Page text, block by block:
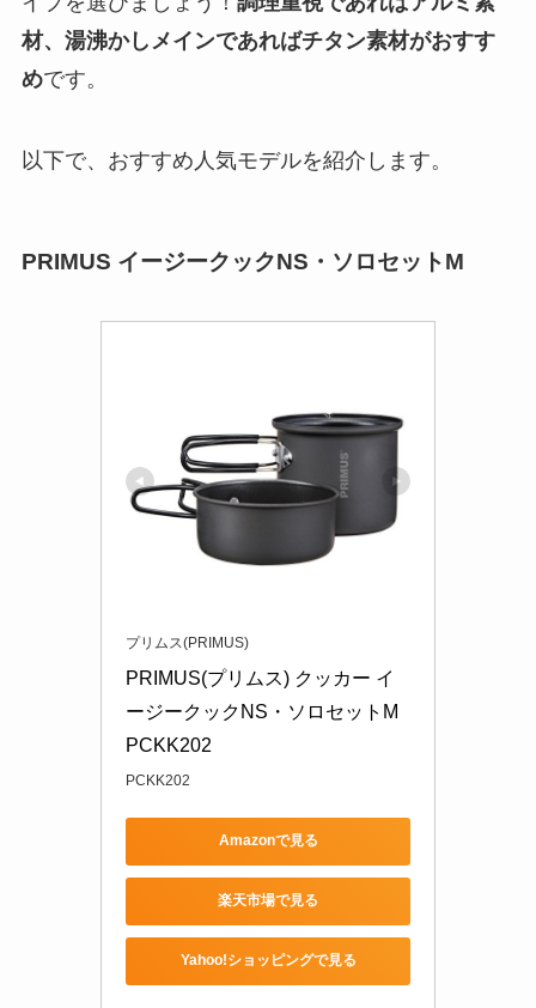
材、湯沸かしメインであればチタン素材がおすす
めです。
以下で、おすすめ人気モデルを紹介します。
PRIMUS イージークックNS・ソロセットM
プリムス(PRIMUS)
PRIMUS(プリムス) クッカー イ
ージークックNS・ソロセットM
PCKK202
PCKK202
Amazonで見る
楽天市場で見る
Yahoo!ショッピングで見る